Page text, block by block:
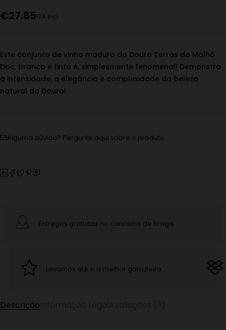
€27.85IVA Incl.
Este conjunto de vinho maduro do Douro Terras do Malhô
Doc, branco e tinto é, simplesmente fenomenal! Demonstra
a intensidade, a elegância e complexidade da beleza
natural do Douro!
Alguma dúvida? Pergunte aqui sobre o produto
Entregas gratuitas no concelho de Braga
Levamos até si a melhor garrafeira
Descrição